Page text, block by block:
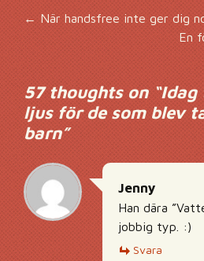
←När handsfree inte ger dig
En
57 thoughts on “Idag
ljus för de som blev
barn”
Jenny
Han dära
jobbig typ. :)
Svara